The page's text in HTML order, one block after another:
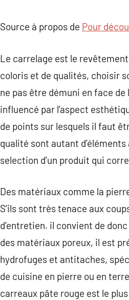
Source à propos de Pour
Le carrelage est le
coloris et de qualités, choisir
ne pas être démuni en face
influencé par l’aspect
de points sur lesquels il faut
qualité sont autant
selection d’un produit qui
Des matériaux comme la
S’ils sont très tenace aux
d’entretien. il convient de
des matériaux poreux, il est
hydrofuges et antitaches,
de cuisine en pierre ou en
carreaux pâte rouge est le